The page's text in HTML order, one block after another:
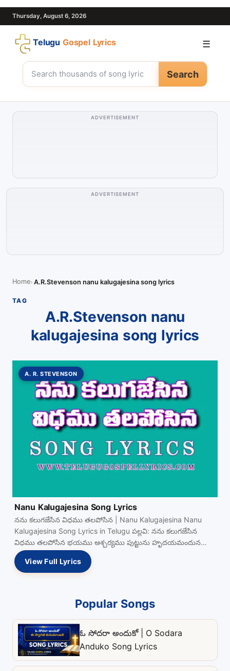
Thursday, August 6, 2026
Telugu Gospel Lyrics
Search
☰
ADVERTISEMENT
ADVERTISEMENT
Home A.R.Stevenson nanu kalugajesina song lyrics
TAG
A.R.Stevenson nanu
kalugajesina song lyrics
A. R. STEVENSON
Nanu Kalugajesina Song Lyrics
నను కలుగజేసిన విధము తలపోసిన | Nanu Kalugajesina Nanu
Kalugajesina Song Lyrics in Telugu పల్లవి: నను కలుగజేసిన
విధము తలపోసిన భయము ఆశ్చర్యము పుట్టును హృదయమందున
Read more…
View Full Lyrics
Popular Songs
ఓ సోదరా అందుకో | O Sodara
Anduko Song Lyrics